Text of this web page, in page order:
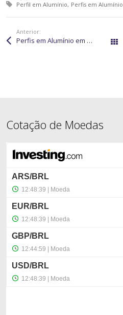
Tagged with:
Perfil em Alumínio Perfis em Alumínio
Anterior:
Perfis em Alumínio em Macapá
Cotação de Moedas